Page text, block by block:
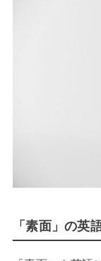
「素面」の英